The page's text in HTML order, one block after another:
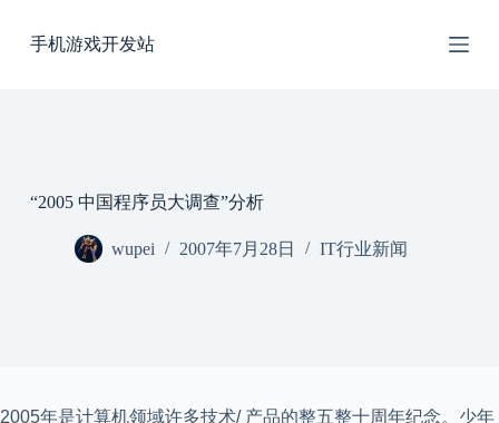
过
手机游戏开发站
“2005 中国程序员大调查”分析
wupei 2007年7月28日 IT行业新闻
2005年是计算机领域许多技术/ 产品的整五整十周年纪念。少年